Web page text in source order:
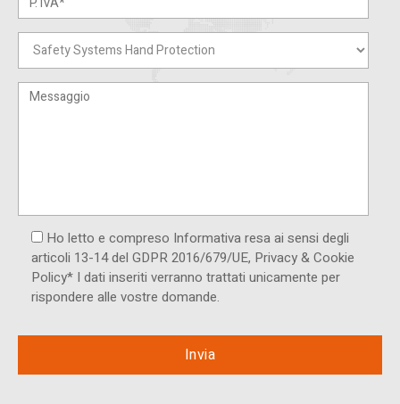
Ho letto e compreso Informativa resa ai ​sensi degli
articoli 13-14 del GDPR 2016/679/UE, Privacy & Cookie
Policy* I dati inseriti verranno trattati unicamente per
rispondere alle vostre domande.